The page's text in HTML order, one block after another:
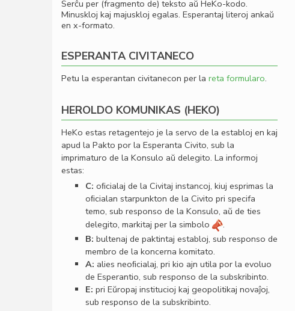
Serĉu per (fragmento de) teksto aŭ HeKo-kodo.
Minuskloj kaj majuskloj egalas. Esperantaj literoj ankaŭ
en x-formato.
ESPERANTA CIVITANECO
Petu la esperantan civitanecon per la reta formularo.
HEROLDO KOMUNIKAS (HEKO)
HeKo estas retagentejo je la servo de la establoj en kaj
apud la Pakto por la Esperanta Civito, sub la
imprimaturo de la Konsulo aŭ delegito. La informoj
estas:
C: oﬁcialaj de la Civitaj instancoj, kiuj esprimas la
oﬁcialan starpunkton de la Civito pri specifa
temo, sub responso de la Konsulo, aŭ de ties
delegito, markitaj per la simbolo
.
B: bultenaj de paktintaj establoj, sub responso de
membro de la koncerna komitato.
A: alies neoﬁcialaj, pri kio ajn utila por la evoluo
de Esperantio, sub responso de la subskribinto.
E: pri Eŭropaj institucioj kaj geopolitikaj novaĵoj,
sub responso de la subskribinto.